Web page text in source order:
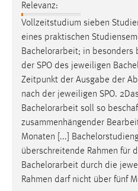
Relevanz:
Vollzeitstudium sieben
eines praktischen
Bachelorarbeit; in besonders
der SPO des jeweiligen
Zeitpunkt der Ausgabe der
nach der jeweiligen SPO.
Bachelorarbeit soll so
zusammenhängender
Monaten [...]
überschreitende Rahmen für
Bachelorarbeit durch die
Rahmen darf nicht über fünf